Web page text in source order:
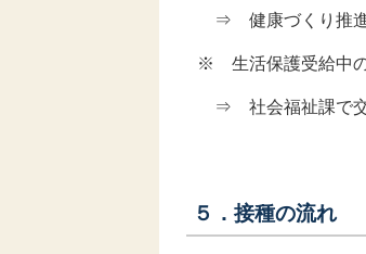
⇒ 健康づくり推進
※ 生活保護受給中の
⇒ 社会福祉課で交
５．接種の流れ